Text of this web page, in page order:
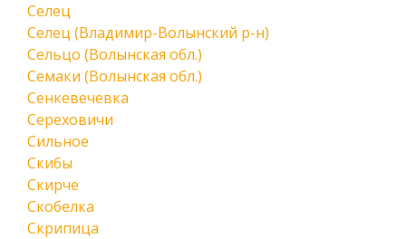
Селец
Селец (Владимир-Волынский р-н)
Сельцо (Волынская обл.)
Семаки (Волынская обл.)
Сенкевечевка
Сереховичи
Сильное
Скибы
Скирче
Скобелка
Скрипица